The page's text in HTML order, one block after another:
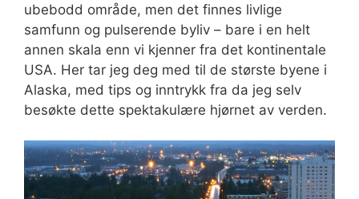
ubebodd område, men det finnes livlige
samfunn og pulserende byliv – bare i en helt
annen skala enn vi kjenner fra det kontinentale
USA. Her tar jeg deg med til de største byene i
Alaska, med tips og inntrykk fra da jeg selv
besøkte dette spektakulære hjørnet av verden.